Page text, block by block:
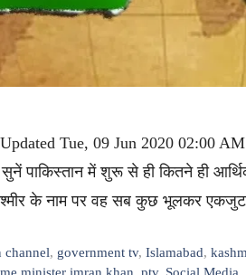
Updated Tue, 09 Jun 2020 02:00
पाकिस्तान में शुरू से ही कितने ही
के नाम पर वह सब कुछ भूलकर
channel, government tv,Islamabad,